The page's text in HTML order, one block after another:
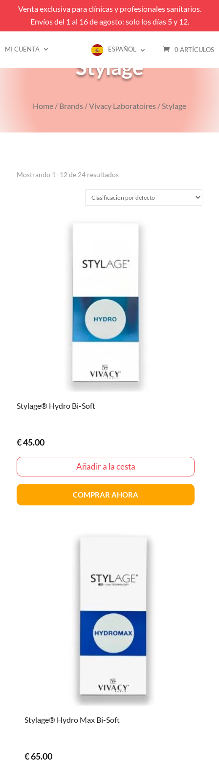
Venta exclusiva para clínicas y profesionales sanitarios.
Envíos del 1 al 16 de agosto: solo los días 5 y 12.
MI CUENTA ESPAÑOL 0 ARTÍCULOS
Stylage
Home/ Brands/Vivacy Laboratoires/ Stylage
Mostrando 1–12 de 24 resultados
Stylage® Hydro Bi-Soft
€45.00
Añadir a la cesta
COMPRAR AHORA
Stylage® Hydro Max Bi-Soft
€65.00